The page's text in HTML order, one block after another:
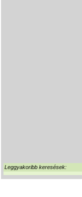
Leggyakoribb keresések: